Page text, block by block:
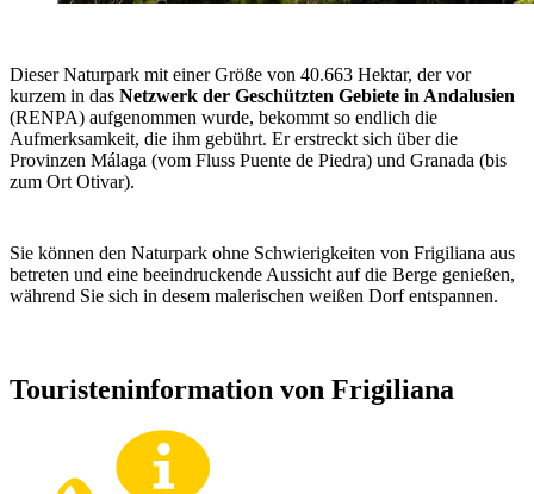
Dieser Naturpark mit einer Größe von 40.663 Hektar, der vor
kurzem in das Netzwerk der Geschützten Gebiete in Andalusien
(RENPA) aufgenommen wurde, bekommt so endlich die
Aufmerksamkeit, die ihm gebührt. Er erstreckt sich über die
Provinzen Málaga (vom Fluss Puente de Piedra) und Granada (bis
zum Ort Otivar).
Sie können den Naturpark ohne Schwierigkeiten von Frigiliana aus
betreten und eine beeindruckende Aussicht auf die Berge genießen,
während Sie sich in desem malerischen weißen Dorf entspannen.
Touristeninformation von Frigiliana